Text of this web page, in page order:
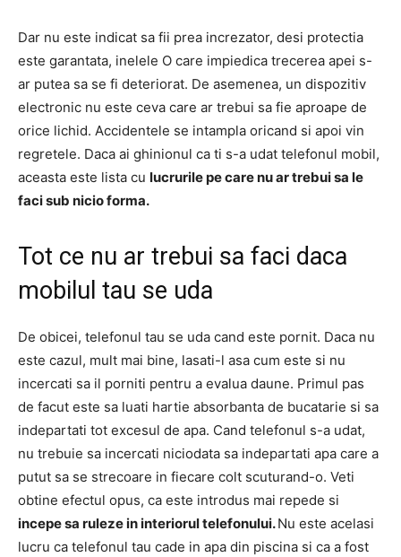
Dar nu este indicat sa fii prea increzator, desi protectia
este garantata, inelele O care impiedica trecerea apei s-
ar putea sa se fi deteriorat. De asemenea, un dispozitiv
electronic nu este ceva care ar trebui sa fie aproape de
orice lichid. Accidentele se intampla oricand si apoi vin
regretele. Daca ai ghinionul ca ti s-a udat telefonul mobil,
aceasta este lista cu lucrurile pe care nu ar trebui sa le
faci sub nicio forma.
Tot ce nu ar trebui sa faci daca
mobilul tau se uda
De obicei, telefonul tau se uda cand este pornit. Daca nu
este cazul, mult mai bine, lasati-l asa cum este si nu
incercati sa il porniti pentru a evalua daune. Primul pas
de facut este sa luati hartie absorbanta de bucatarie si sa
indepartati tot excesul de apa. Cand telefonul s-a udat,
nu trebuie sa incercati niciodata sa indepartati apa care a
putut sa se strecoare in fiecare colt scuturand-o. Veti
obtine efectul opus, ca este introdus mai repede si
incepe sa ruleze in interiorul telefonului.Nu este acelasi
lucru ca telefonul tau cade in apa din piscina si ca a fost